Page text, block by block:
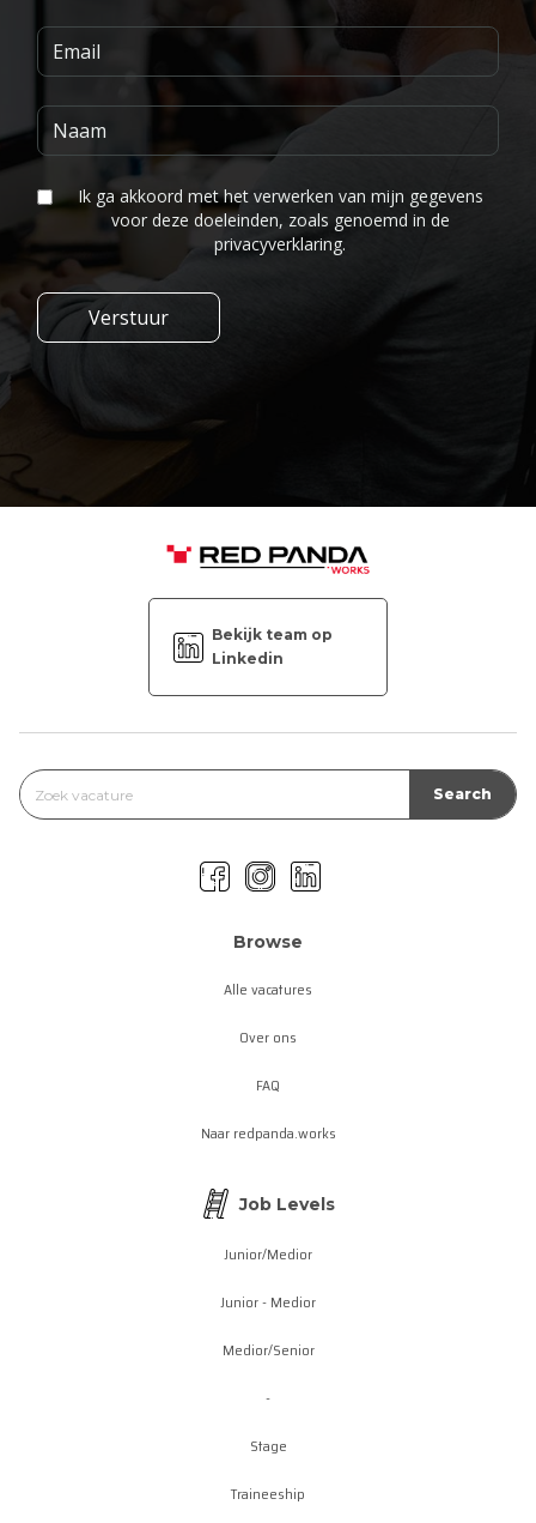
Ik ga akkoord met het verwerken van mijn gegevens
voor deze doeleinden, zoals genoemd in de
privacyverklaring.
Bekijk team op
Linkedin
Browse
Alle vacatures
Over ons
FAQ
Naar redpanda.works
Job Levels
Junior/Medior
Junior - Medior
Medior/Senior
-
Stage
Traineeship